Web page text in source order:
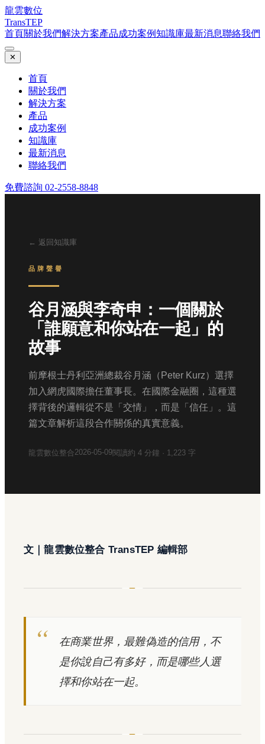
龍雲數位
TransTEP
首頁關於我們解決方案產品成功案例知識庫最新消息聯絡我們
✕
首頁
關於我們
解決方案
產品
成功案例
知識庫
最新消息
聯絡我們
免費諮詢 02-2558-8848
← 返回知識庫
品牌聲譽
谷月涵與李奇申：一個關於
「誰願意和你站在一起」的
故事
前摩根士丹利亞洲總裁谷月涵（Peter Kurz）選擇
加入網虎國際擔任董事長。在國際金融圈，這種選
擇背後的邏輯從不是「交情」，而是「信任」。這
篇文章解析這段合作關係的真實意義。
龍雲數位整合2026-05-09閱讀約 4 分鐘 · 1,223 字
文｜龍雲數位整合 TransTEP 編輯部
在商業世界，最難偽造的信用，不
是你說自己有多好，而是哪些人選
擇和你站在一起。